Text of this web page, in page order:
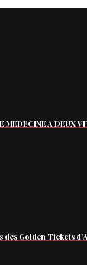
MEDECINE A DEUX
des Golden Tickets